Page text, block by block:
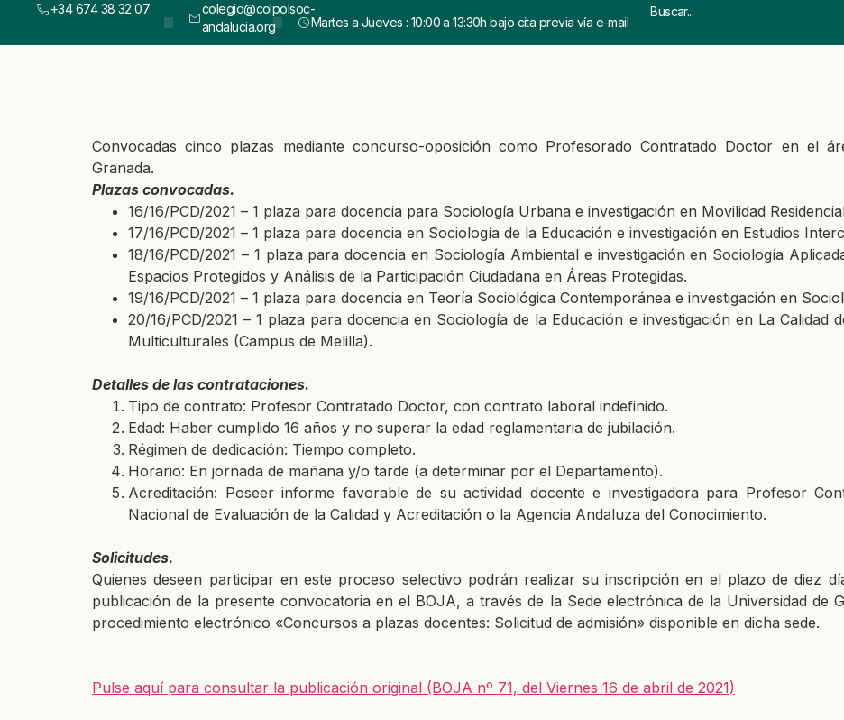
+34 674 38 32 07
colegio@colpolsoc-
andalucia.org
Martes a Jueves : 10:00 a 13:30h bajo cita previa vía e-mail
Convocadas cinco plazas mediante concurso-oposición como Profesorado Contratado Doctor en el
Granada.
Plazas convocadas.
16/16/PCD/2021 – 1 plaza para docencia para Sociología Urbana e investigación en Movilidad
17/16/PCD/2021 – 1 plaza para docencia en Sociología de la Educación e investigación en Estudios
18/16/PCD/2021 – 1 plaza para docencia en Sociología Ambiental e investigación en Sociología
Espacios Protegidos y Análisis de la Participación Ciudadana en Áreas Protegidas.
19/16/PCD/2021 – 1 plaza para docencia en Teoría Sociológica Contemporánea e investigación en
20/16/PCD/2021 – 1 plaza para docencia en Sociología de la Educación e investigación en La Calidad
Multiculturales (Campus de Melilla).
Detalles de las contrataciones.
Tipo de contrato: Profesor Contratado Doctor, con contrato laboral indefinido.
Edad: Haber cumplido 16 años y no superar la edad reglamentaria de jubilación.
Régimen de dedicación: Tiempo completo.
Horario: En jornada de mañana y/o tarde (a determinar por el Departamento).
Acreditación: Poseer informe favorable de su actividad docente e investigadora para Profesor
Nacional de Evaluación de la Calidad y Acreditación o la Agencia Andaluza del Conocimiento.
Solicitudes.
Quienes deseen participar en este proceso selectivo podrán realizar su inscripción en el plazo dediez
publicación de la presente convocatoria en el BOJA, a través de la Sede electrónica de la Universidad de
procedimiento electrónico «Concursos a plazas docentes: Solicitud de admisión» disponible en dicha sede.
Pulse aquí para consultar la publicación original (BOJA nº 71, del Viernes 16 de abril de 2021)